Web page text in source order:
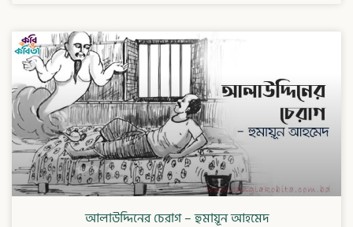
আলাউদ্দিনের চেরাগ – হুমায়ূন আহমেদ